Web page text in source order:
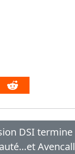
DSI termine
Avencall